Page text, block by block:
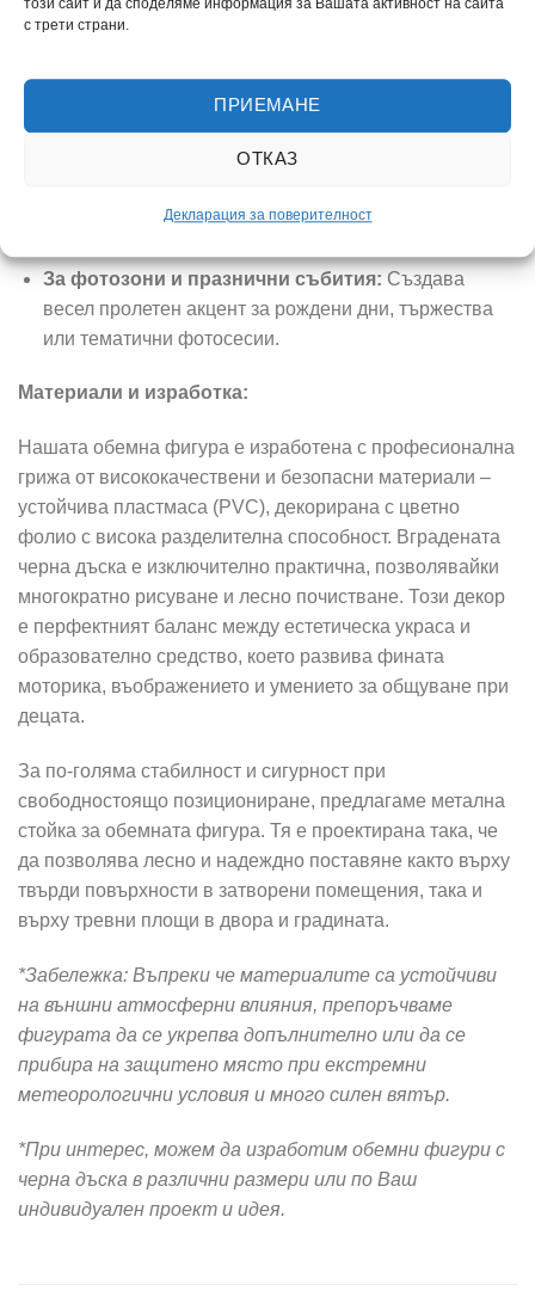
този сайт и да споделяме информация за Вашата активност на сайта
с трети страни.
ПРИЕМАНЕ
ОТКАЗ
Декларация за поверителност
За детски площадки и дворове:
цветен, приветлив и приветстващ облик на откритото
За детски парти центрове и кътове за игра:
малките посетители и ще вдъхновява игри като
За фотозони и празнични събития: Създава
весел пролетен акцент за рождени дни, тържества
или тематични фотосесии.
Материали и изработка:
Нашата обемна фигура е изработена с професионална
грижа от висококачествени и безопасни материали –
устойчива пластмаса (PVC), декорирана с цветно
фолио с висока разделителна способност. Вградената
черна дъска е изключително практична, позволявайки
многократно рисуване и лесно почистване. Този декор
е перфектният баланс между естетическа украса и
образователно средство, което развива фината
моторика, въображението и умението за общуване при
децата.
За по-голяма стабилност и сигурност при
свободностоящо позициониране, предлагаме метална
стойка за обемната фигура. Тя е проектирана така, че
да позволява лесно и надеждно поставяне както върху
твърди повърхности в затворени помещения, така и
върху тревни площи в двора и градината.
*Забележка: Въпреки че материалите са устойчиви
на външни атмосферни влияния, препоръчваме
фигурата да се укрепва допълнително или да се
прибира на защитено място при екстремни
метеорологични условия и много силен вятър.
*При интерес, можем да изработим обемни фигури с
черна дъска в различни размери или по Ваш
индивидуален проект и идея.